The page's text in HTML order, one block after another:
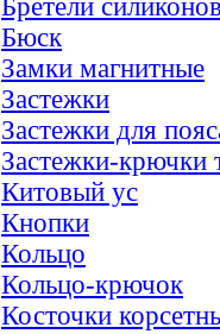
Бретели
Бюск
Замки магнитные
Застежки
Застежки для
Застежки-крючки
Китовый ус
Кнопки
Кольцо
Кольцо-крючок
Косточки